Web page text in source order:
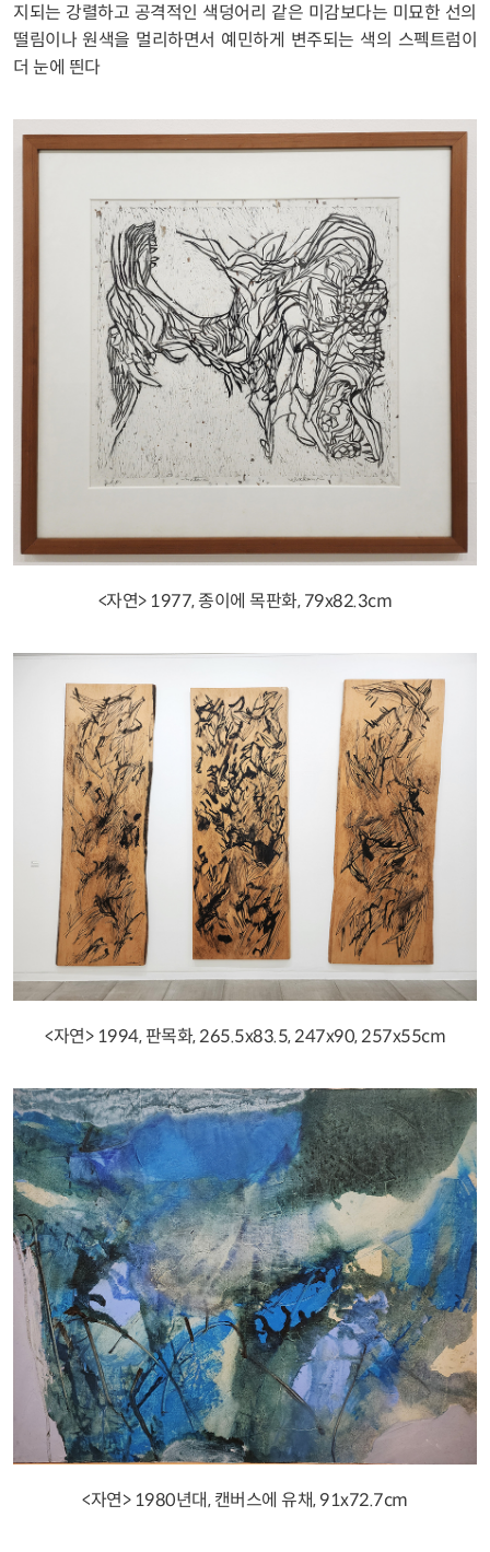
지되는 강렬하고 공격적인 색덩어리 같은 미감보다는 미묘한 선의
떨림이나 원색을 멀리하면서 예민하게 변주되는 색의 스펙트럼이
더 눈에 띈다
<자연> 1977, 종이에 목판화, 79x82.3cm
<자연> 1994, 판목화, 265.5x83.5, 247x90, 257x55cm
<자연> 1980년대, 캔버스에 유채, 91x72.7cm